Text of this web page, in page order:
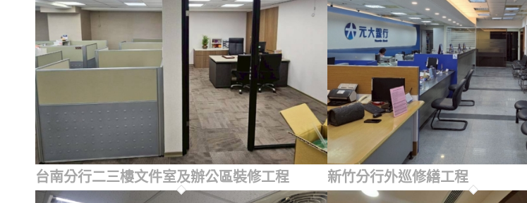
台南分行二三樓文件室及辦公區裝修工程 新竹分行外巡修繕工程